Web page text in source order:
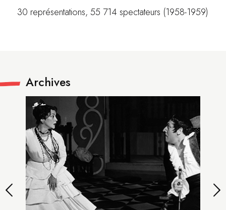
30 représentations, 55 714 spectateurs (1958-1959)
Archives